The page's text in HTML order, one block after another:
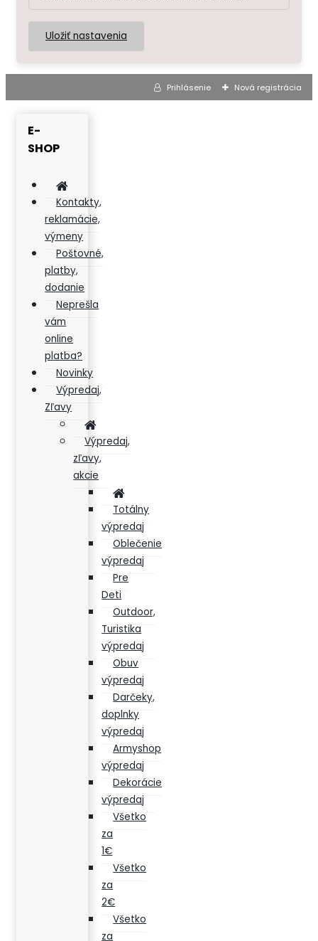
Uložiť nastavenia
Prihlásenie Nová registrácia
E-
SHOP
Kontakty,
reklamácie,
výmeny
Poštovné,
platby,
dodanie
Neprešla
vám
online
platba?
Novinky
Výpredaj,
Zľavy
Výpredaj,
zľavy,
akcie
Totálny
výpredaj
Oblečenie
výpredaj
Pre
Deti
Outdoor,
Turistika
výpredaj
Obuv
výpredaj
Darčeky,
doplnky
výpredaj
Armyshop
výpredaj
Dekorácie
výpredaj
Všetko
za
1€
Všetko
za
2€
Všetko
za